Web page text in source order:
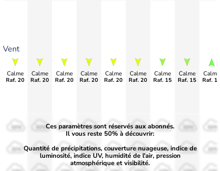
Vent
Calme
Raf. 20
Calme
Raf. 20
Calme
Raf. 20
Calme
Raf. 20
Calme
Raf. 20
Calme
Raf. 20
Calme
Raf. 15
Calme
Raf. 15
Calme
Raf.
50%
30%
50%
30%
50%
30%
50%
30%
50%
30%
50%
30%
50%
30% 30% 30%
Ces paramètres sont réservés aux abonnés.
Il vous reste 50% à découvrir:
Quantité de précipitations, couverture nuageuse, indice de
luminosité, indice UV, humidité de l'air, pression
atmosphérique et visibilité.